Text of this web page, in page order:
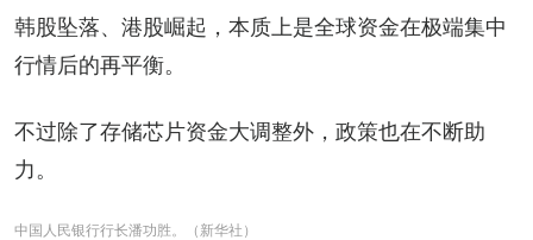
韩股坠落、港股崛起，本质上是全球资金在极端集中
行情后的再平衡。
不过除了存储芯片资金大调整外，政策也在不断助
力。
中国人民银行行长潘功胜。（新华社）